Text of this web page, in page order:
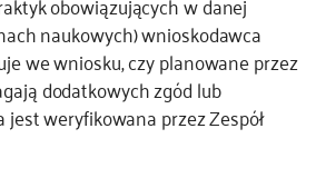
naukowych) wnioskodawca
we wniosku, czy planowane przez
dodatkowych zgód lub
jest weryfikowana przez Zespół